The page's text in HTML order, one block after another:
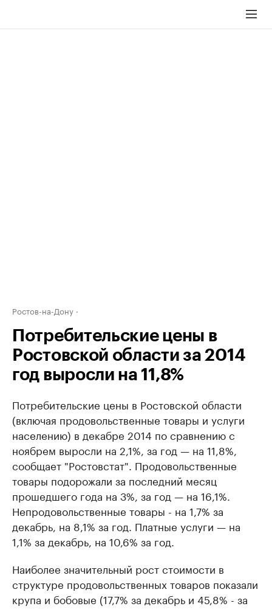
Ростов-на-Дону
Потребительские цены в
Ростовской области за 2014
год выросли на 11,8%
Потребительские цены в Ростовской области
(включая продовольственные товары и услуги
населению) в декабре 2014 по сравнению с
ноябрем выросли на 2,1%, за год — на 11,8%,
сообщает "Ростовстат". Продовольственные
товары подорожали за последний месяц
прошедшего года на 3%, за год — на 16,1%.
Непродовольственные товары - на 1,7% за
декабрь, на 8,1% за год. Платные услуги — на
1,1% за декабрь, на 10,6% за год.
Наиболее значительный рост стоимости в
структуре продовольственных товаров показали
крупа и бобовые (17,7% за декабрь и 45,8% - за